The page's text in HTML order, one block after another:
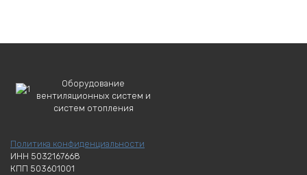
Оборудование
вентиляционных систем и
систем отопления
Политика конфиденциальности
ИНН 5032167668
КПП 503601001